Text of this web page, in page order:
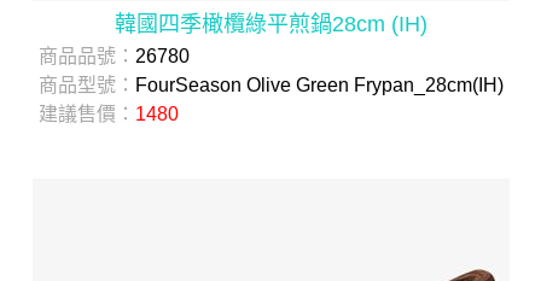
韓國四季橄欖綠平煎鍋28cm (IH)
商品品號： 26780
商品型號： FourSeason Olive Green Frypan_28cm(IH)
建議售價： 1480